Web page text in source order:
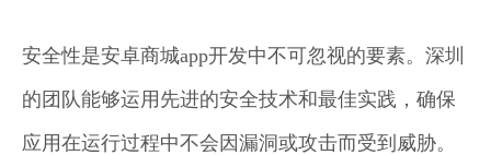
安全性是安卓商城app开发中不可忽视的要素。深圳
的团队能够运用先进的安全技术和最佳实践，确保
应用在运行过程中不会因漏洞或攻击而受到威胁。